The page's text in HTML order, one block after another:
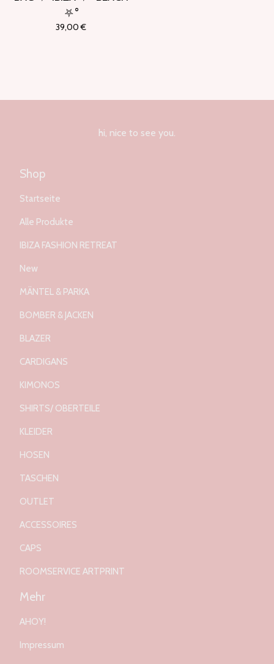
⛧°
39,00€
hi, nice to see you.
Shop
Startseite
Alle Produkte
IBIZA FASHION RETREAT
New
MÄNTEL & PARKA
BOMBER & JACKEN
BLAZER
CARDIGANS
KIMONOS
SHIRTS/ OBERTEILE
KLEIDER
HOSEN
TASCHEN
OUTLET
ACCESSOIRES
CAPS
ROOMSERVICE ARTPRINT
Mehr
AHOY!
Impressum